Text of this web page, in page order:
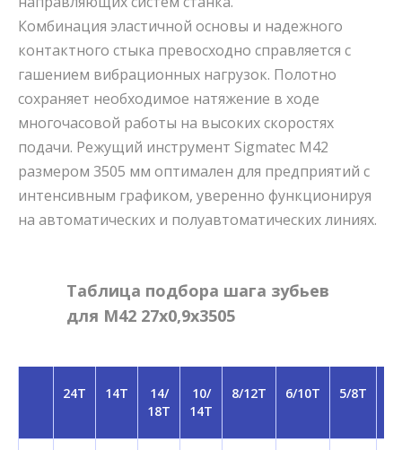
Комбинация эластичной основы и надежного
контактного стыка превосходно справляется с
гашением вибрационных нагрузок. Полотно
сохраняет необходимое натяжение в ходе
многочасовой работы на высоких скоростях
подачи. Режущий инструмент Sigmatec M42
размером 3505 мм оптимален для предприятий с
интенсивным графиком, уверенно функционируя
на автоматических и полуавтоматических линиях.
Таблица подбора шага зубьев
для M42 27x0,9x3505
24T 14T
14/
18T
10/
14T
8/12T 6/10T 5/8T